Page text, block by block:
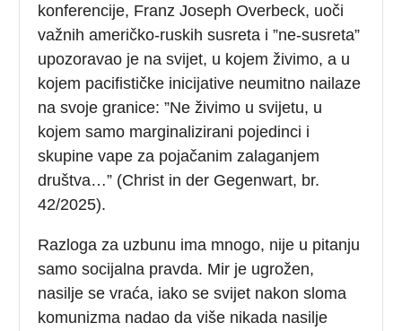
konferencije, Franz Joseph Overbeck, uoči
važnih američko-ruskih susreta i ”ne-susreta”
upozoravao je na svijet, u kojem živimo, a u
kojem pacifističke inicijative neumitno nailaze
na svoje granice: ”Ne živimo u svijetu, u
kojem samo marginalizirani pojedinci i
skupine vape za pojačanim zalaganjem
društva…” (Christ in der Gegenwart, br.
42/2025).
Razloga za uzbunu ima mnogo, nije u pitanju
samo socijalna pravda. Mir je ugrožen,
nasilje se vraća, iako se svijet nakon sloma
komunizma nadao da više nikada nasilje